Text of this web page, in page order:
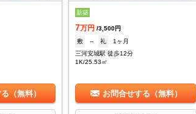
（無料）
新築
7万円 /3,500円
敷
-- 礼
1ヶ月
三河安城駅 徒歩12分
1K/25.53㎡
お問合せする（無料）